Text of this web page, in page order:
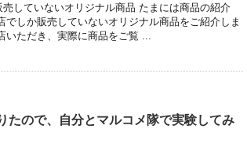
していないオリジナル商品 たまには商品の紹介
でしか販売していないオリジナル商品をご紹介しま
ただき、実際に商品をご覧 ...
たので、自分とマルコメ隊で実験してみ